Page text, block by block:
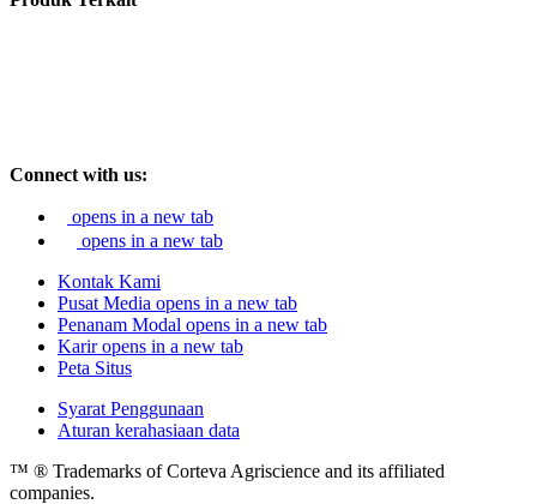
Connect with us:
opens in a new tab
opens in a new tab
Kontak Kami
Pusat Media opens in a new tab
Penanam Modal opens in a new tab
Karir opens in a new tab
Peta Situs
Syarat Penggunaan
Aturan kerahasiaan data
™ ® Trademarks of Corteva Agriscience and its affiliated
companies.